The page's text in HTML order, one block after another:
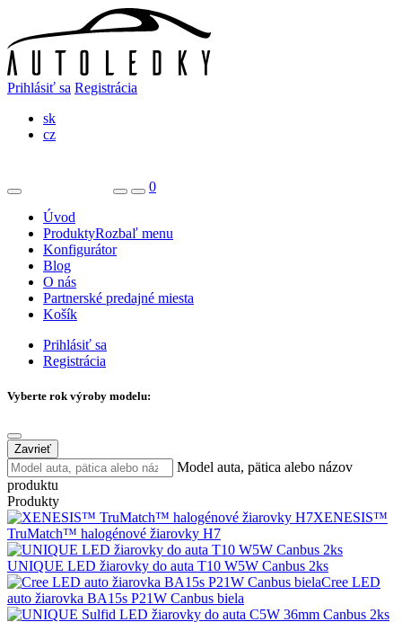
Prihlásiť sa Registrácia
sk
cz
0
Úvod
ProduktyRozbaľ menu
Konfigurátor
Blog
O nás
Partnerské predajné miesta
Košík
Prihlásiť sa
Registrácia
Vyberte rok výroby modelu:
Zavrieť
Model auta, pätica alebo názov
produktu
Produkty
XENESIS™
TruMatch™ halogénové žiarovky H7
UNIQUE LED žiarovky do auta T10 W5W Canbus 2ks
Cree LED
auto žiarovka BA15s P21W Canbus biela